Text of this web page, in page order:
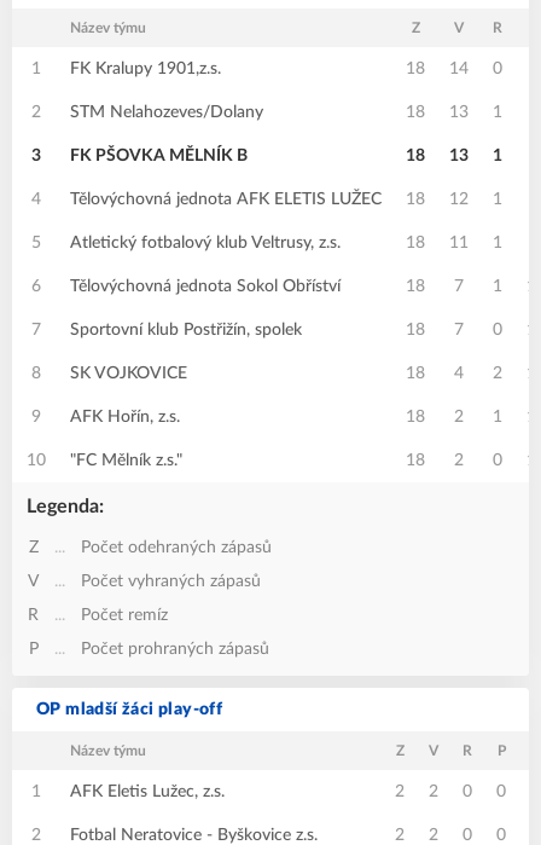
Název týmu Z V R
1 FK Kralupy 1901,z.s. 18 14 0
2 STM Nelahozeves/Dolany 18 13 1
3 FK PŠOVKA MĚLNÍK B 18 13 1
4 Tělovýchovná jednota AFK ELETIS LUŽEC 18 12 1
5 Atletický fotbalový klub Veltrusy, z.s. 18 11 1
6 Tělovýchovná jednota Sokol Obříství 18 7 1
7 Sportovní klub Postřižín, spolek 18 7 0
8 SK VOJKOVICE 18 4 2
9 AFK Hořín, z.s. 18 2 1
10 "FC Mělník z.s." 18 2 0
Legenda:
Z ...
Počet odehraných zápasů
V
...
Počet vyhraných zápasů
R
...
Počet remíz
P
... Počet prohraných zápasů
OP mladší žáci play-off
Název týmu Z V R P
1 AFK Eletis Lužec, z.s. 2 2 0 0
2 Fotbal Neratovice - Byškovice z.s. 2 2 0 0